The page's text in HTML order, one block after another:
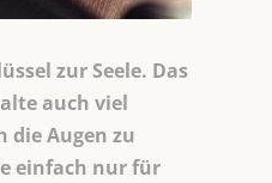
zur Seele. Das
auch viel
die Augen zu
einfach nur für